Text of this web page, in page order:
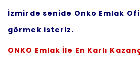
İzmirde senide Onko Emlak
görmek isteriz.
ONKO Emlak İle En Karlı